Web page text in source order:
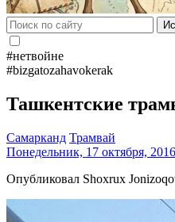
#нетвойне
#bizgatozahavokerak
Ташкентские
Самарканд Трамвай
Понедельник, 17 октября, 2016
Опубликовал Shoxrux